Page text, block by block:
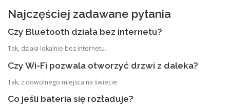
Najczęściej zadawane pytania
Czy Bluetooth działa bez internetu?
Tak, działa lokalnie bez internetu.
Czy Wi-Fi pozwala otworzyć drzwi z daleka?
Tak, z dowolnego miejsca na świecie.
Co jeśli bateria się rozładuje?